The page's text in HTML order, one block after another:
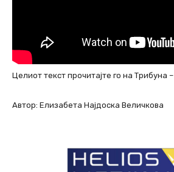
Целиот текст прочитајте го на Трибуна –
Автор: Елизабета Најдоска Величкова